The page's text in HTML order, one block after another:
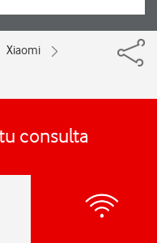
Xiaomi
consulta